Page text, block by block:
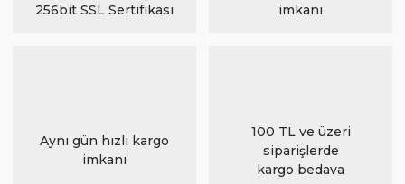
256bit SSL Sertifikası
imkanı
Aynı gün hızlı kargo
imkanı
100 TL ve üzeri
siparişlerde
kargo bedava